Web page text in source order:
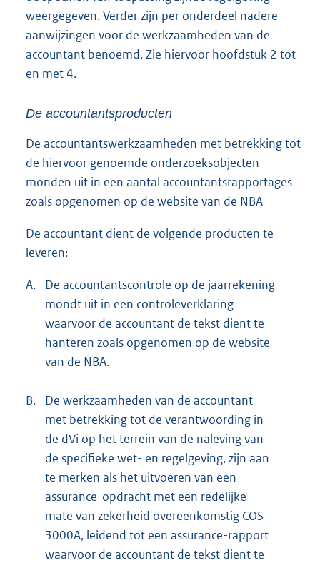
weergegeven. Verder zijn per onderdeel nadere
aanwijzingen voor de werkzaamheden van de
accountant benoemd. Zie hiervoor hoofdstuk 2 tot
en met 4.
De accountantsproducten
De accountantswerkzaamheden met betrekking tot
de hiervoor genoemde onderzoeksobjecten
monden uit in een aantal accountantsrapportages
zoals opgenomen op de website van de NBA
De accountant dient de volgende producten te
leveren:
A.
De accountantscontrole op de jaarrekening
mondt uit in een controleverklaring
waarvoor de accountant de tekst dient te
hanteren zoals opgenomen op de website
van de NBA.
B.
De werkzaamheden van de accountant
met betrekking tot de verantwoording in
de dVi op het terrein van de naleving van
de specifieke wet- en regelgeving, zijn aan
te merken als het uitvoeren van een
assurance-opdracht met een redelijke
mate van zekerheid overeenkomstig COS
3000A, leidend tot een assurance-rapport
waarvoor de accountant de tekst dient te